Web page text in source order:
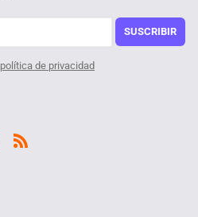
SUSCRIBIR
política de privacidad